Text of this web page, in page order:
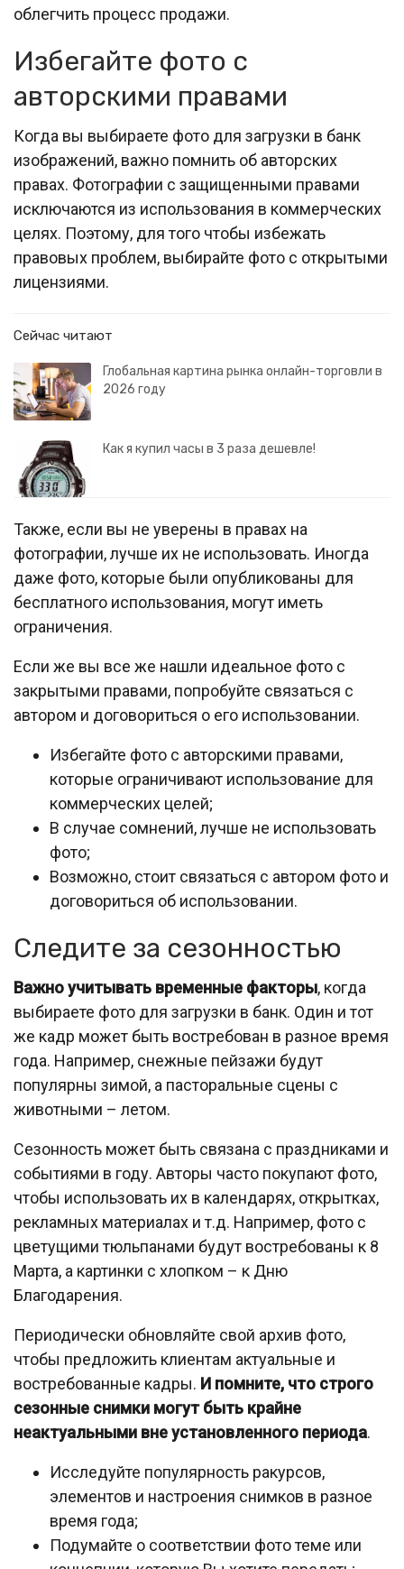
облегчить процесс продажи.
Избегайте фото с
авторскими правами
Когда вы выбираете фото для загрузки в банк
изображений, важно помнить об авторских
правах. Фотографии с защищенными правами
исключаются из использования в коммерческих
целях. Поэтому, для того чтобы избежать
правовых проблем, выбирайте фото с открытыми
лицензиями.
Сейчас читают
Глобальная картина рынка онлайн-торговли в
2026 году
Как я купил часы в 3 раза дешевле!
Также, если вы не уверены в правах на
фотографии, лучше их не использовать. Иногда
даже фото, которые были опубликованы для
бесплатного использования, могут иметь
ограничения.
Если же вы все же нашли идеальное фото с
закрытыми правами, попробуйте связаться с
автором и договориться о его использовании.
Избегайте фото с авторскими правами,
которые ограничивают использование для
коммерческих целей;
В случае сомнений, лучше не использовать
фото;
Возможно, стоит связаться с автором фото и
договориться об использовании.
Следите за сезонностью
Важно учитывать временные факторы, когда
выбираете фото для загрузки в банк. Один и тот
же кадр может быть востребован в разное время
года. Например, снежные пейзажи будут
популярны зимой, а пасторальные сцены с
животными – летом.
Сезонность может быть связана с праздниками и
событиями в году. Авторы часто покупают фото,
чтобы использовать их в календарях, открытках,
рекламных материалах и т.д. Например, фото с
цветущими тюльпанами будут востребованы к 8
Марта, а картинки с хлопком – к Дню
Благодарения.
Периодически обновляйте свой архив фото,
чтобы предложить клиентам актуальные и
востребованные кадры. И помните, что строго
сезонные снимки могут быть крайне
неактуальными вне установленного периода.
Исследуйте популярность ракурсов,
элементов и настроения снимков в разное
время года;
Подумайте о соответствии фото теме или